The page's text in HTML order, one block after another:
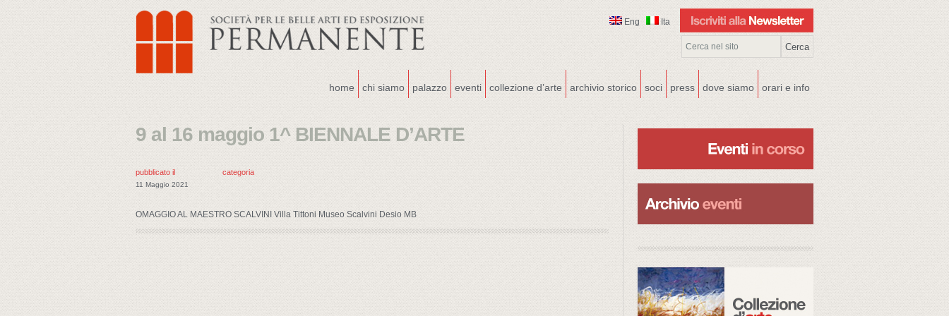
Eng Ita
home chi siamo palazzo eventi collezione d’arte archivio storico soci press dove siamo orari e info
9 al 16 maggio 1^ BIENNALE D’ARTE
pubblicato il
11 Maggio 2021
categoria
OMAGGIO AL MAESTRO SCALVINI Villa Tittoni Museo Scalvini Desio MB